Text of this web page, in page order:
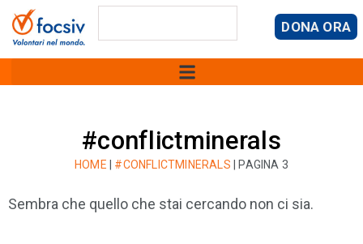
DONA ORA
#conflictminerals
HOME #CONFLICTMINERALS PAGINA 3
Sembra che quello che stai cercando non ci sia.